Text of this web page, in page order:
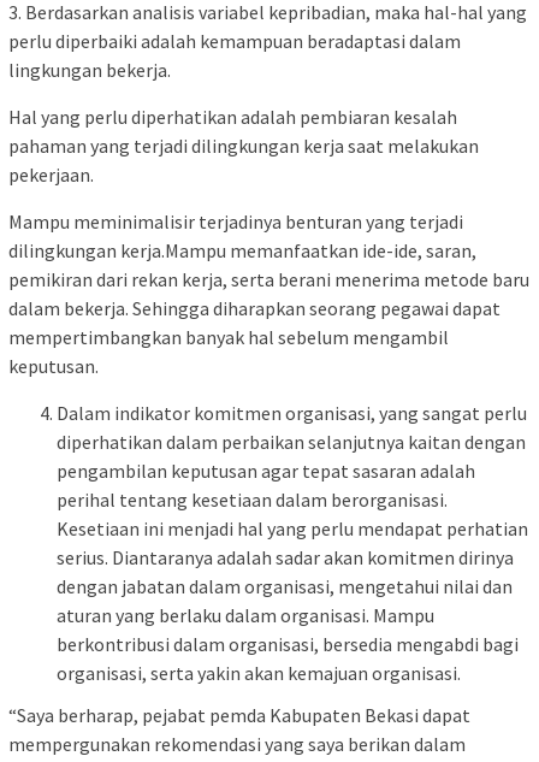
3. Berdasarkan analisis variabel kepribadian, maka hal-hal yang
perlu diperbaiki adalah kemampuan beradaptasi dalam
lingkungan bekerja.
Hal yang perlu diperhatikan adalah pembiaran kesalah
pahaman yang terjadi dilingkungan kerja saat melakukan
pekerjaan.
Mampu meminimalisir terjadinya benturan yang terjadi
dilingkungan kerja.Mampu memanfaatkan ide-ide, saran,
pemikiran dari rekan kerja, serta berani menerima metode baru
dalam bekerja. Sehingga diharapkan seorang pegawai dapat
mempertimbangkan banyak hal sebelum mengambil
keputusan.
Dalam indikator komitmen organisasi, yang sangat perlu
diperhatikan dalam perbaikan selanjutnya kaitan dengan
pengambilan keputusan agar tepat sasaran adalah
perihal tentang kesetiaan dalam berorganisasi.
Kesetiaan ini menjadi hal yang perlu mendapat perhatian
serius. Diantaranya adalah sadar akan komitmen dirinya
dengan jabatan dalam organisasi, mengetahui nilai dan
aturan yang berlaku dalam organisasi. Mampu
berkontribusi dalam organisasi, bersedia mengabdi bagi
organisasi, serta yakin akan kemajuan organisasi.
“Saya berharap, pejabat pemda Kabupaten Bekasi dapat
mempergunakan rekomendasi yang saya berikan dalam